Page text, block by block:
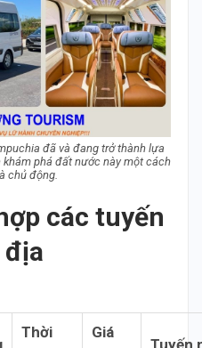
đã và đang trở thành lựa
phá đất nước này một cách
chủ động.
các tuyến
Thời
Giá
Tuyến